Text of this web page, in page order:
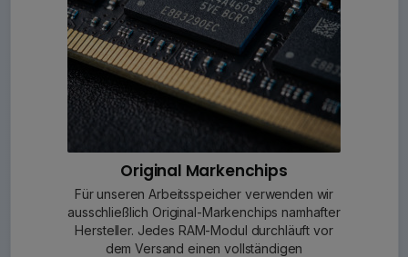
Original Markenchips
Für unseren Arbeitsspeicher verwenden wir
ausschließlich Original-Markenchips namhafter
Hersteller. Jedes RAM-Modul durchläuft vor
dem Versand einen vollständigen